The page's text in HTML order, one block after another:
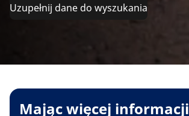
Uzupełnij dane do wyszukania
Mając więcej informacji